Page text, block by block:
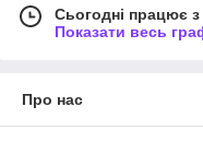
Сьогодні працює
Показати весь
Про нас